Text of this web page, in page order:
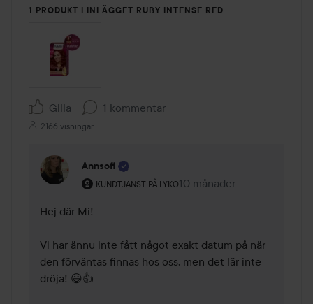
1 PRODUKT I INLÄGGET RUBY INTENSE RED
Gilla 1 kommentar
2166 visningar
Annsofi
KUNDTJÄNST PÅ LYKO
Användarens roll: Kundtjänst på Lyko.
10 månader
Kommentaren lades 10
Hej där Mi!
Vi har ännu inte fått något exakt datum på när
den förväntas finnas hos oss, men det lär inte
dröja! 😃👍